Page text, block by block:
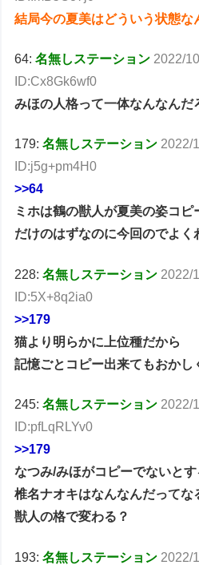
結局今の夏美はどういう状態な
64:名無しステーション 2022/
ID:Cx8Gk6wf0
みほの人格って一体なんなんだ
179:名無しステーション 2022/
ID:j5g+pm4H0
>>64
ミホは鶴の獣人が夏美の姿コピ
だけのはずなのに今回のでよく
228:名無しステーション 2022/
ID:5X+8q2ia0
>>179
猫より明らかに上位種だから
記憶ごとコピー出来てもおかし
245:名無しステーション 2022/
ID:pfLqRLYv0
>>179
なつみ/みほがコピーでないとす
椎名ナオキはなんなんだってな
獣人の格で変わる？
193:名無しステーション 2022/